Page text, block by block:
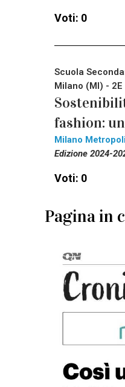
Voti: 0
Scuola
Milano (MI) - 2E
fashion:
Milano
Edizione 2024-
Voti: 0
Pagina in